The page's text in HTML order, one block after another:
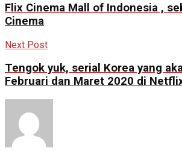
Flix Cinema Mall of Indonesia ,
Cinema
Next Post
Tengok yuk, serial Korea yang
Februari dan Maret 2020 di